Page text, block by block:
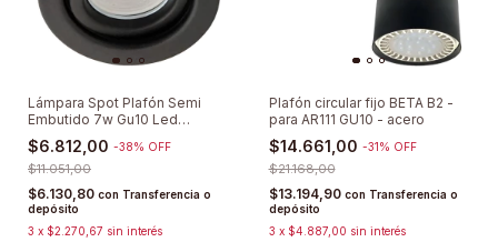
Lámpara Spot Plafón Semi
Embutido 7w Gu10 Led
Circular Móvil Aplique Para
Caja Octogonal
$6.812,00 -38% OFF
$11.051,00
$6.130,80 con Transferencia o
depósito
3 x $2.270,67 sin interés
Plafón circular fijo BETA B2 -
para AR111 GU10 - acero
$14.661,00 -31 % OFF
$21.168,00
$13.194,90 con Transferencia o
depósito
3 x $4.887,00 sin interés